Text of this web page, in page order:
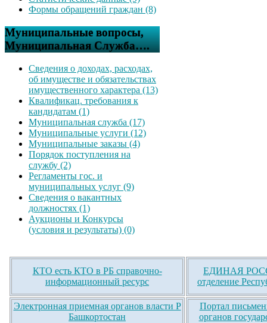
Формы обращений граждан (8)
Муниципальные вопросы,
Муниципальная Служба….
Сведения о доходах, расходах,
об имуществе и обязательствах
имущественного характера (13)
Квалификац. требования к
кандидатам (1)
Муниципальная служба (17)
Муниципальные услуги (12)
Муниципальные заказы (4)
Порядок поступления на
службу (2)
Регламенты гос. и
муниципальных услуг (9)
Сведения о вакантных
должностях (1)
Аукционы и Конкурсы
(условия и результаты) (0)
КТО есть КТО в РБ справочно-
информационный ресурс
ЕДИНАЯ
отделение
Электронная приемная органов власти Р
Башкортостан
Портал
органов